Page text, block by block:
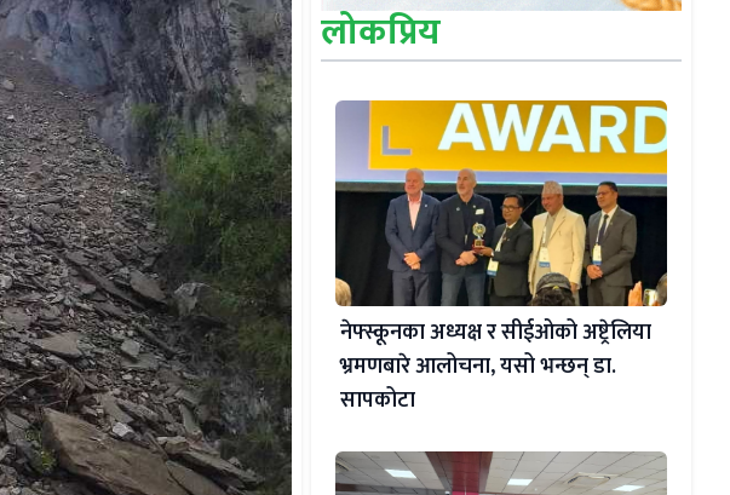
लोकप्रिय
नेफ्स्कूनका अध्यक्ष र सीईओको अष्ट्रेलिया
भ्रमणबारे आलोचना, यसो भन्छन् डा‍.
सापकोटा